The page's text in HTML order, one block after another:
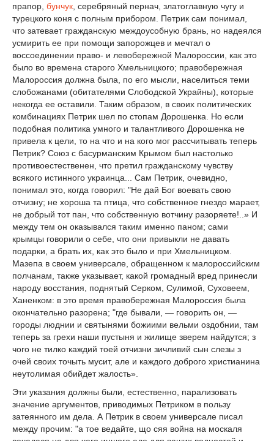
прапор, бунчук, серебряный пернач, златоглавную чугу и
турецкого коня с полным прибором. Петрик сам понимал,
что затевает гражданскую междоусобную брань, но надеялся
усмирить ее при помощи запорожцев и мечтал о
воссоединении право- и левобережной Малороссии, как это
было во времена старого Хмельницкого; правобережная
Малороссия должна была, по его мысли, населиться теми
слобожанами (обитателями Слободской Украйны), которые
некогда ее оставили. Таким образом, в своих политических
комбинациях Петрик шел по стопам Дорошенка. Но если
подобная политика умного и талантливого Дорошенка не
привела к цели, то на что и на кого мог рассчитывать теперь
Петрик? Союз с басурманским Крымом был настолько
противоестественен, что претил гражданскому чувству
всякого истинного украинца... Сам Петрик, очевидно,
понимал это, когда говорил: "Не дай Бог воевать свою
отчизну; не хороша та птица, что собственное гнездо марает,
не добрый тот пан, что собственную вотчину разоряете!..» И
между тем он оказывался таким именно паном; сами
крымцы говорили о себе, что они привыкли не давать
подарки, а брать их, как это было и при Хмельницком.
Мазепа в своем универсале, обращенном к малороссийским
полчанам, также указывает, какой громадный вред принесли
народу восстания, поднятый Серком, Сулимой, Суховеем,
Ханенком: в это время правобережная Малороссия была
окончательно разорена; "где бывали, — говорить он, —
городы люднии и святынями божиими вельми оздобнии, там
теперь за грехи наши пустыня и жилище зверем найдутся; з
чого не тилко каждий тоей отчизни зичливий сын слезы з
очей своих точыть мусит, але и каждого доброго христианина
неутолимая обийдет жалость».
Эти указания должны были, естественно, парализовать
значение аргументов, приводимых Петриком в пользу
затеянного им дела. А Петрик в своем универсале писал
между прочим: "а тое ведайте, що сяя война на москаля